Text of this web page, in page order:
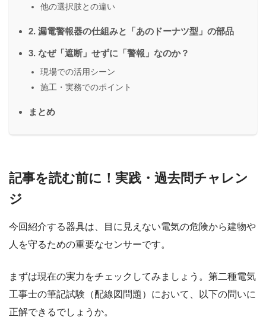
他の選択肢との違い
2. 漏電警報器の仕組みと「あのドーナツ型」の部品
3. なぜ「遮断」せずに「警報」なのか？
現場での活用シーン
施工・実務でのポイント
まとめ
記事を読む前に！実践・過去問チャレン
ジ
今回紹介する器具は、目に見えない電気の危険から建物や
人を守るための重要なセンサーです。
まずは現在の実力をチェックしてみましょう。第二種電気
工事士の筆記試験（配線図問題）において、以下の問いに
正解できるでしょうか。